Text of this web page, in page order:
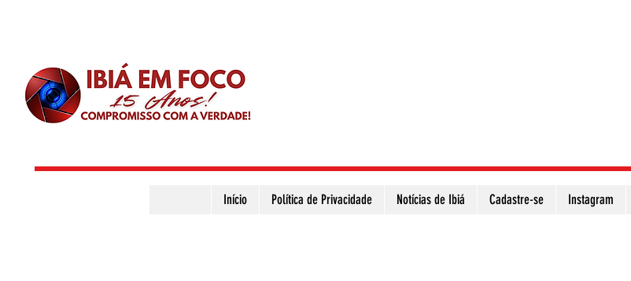
Início Política de Privacidade Notícias de Ibiá Cadastre-se Instagram